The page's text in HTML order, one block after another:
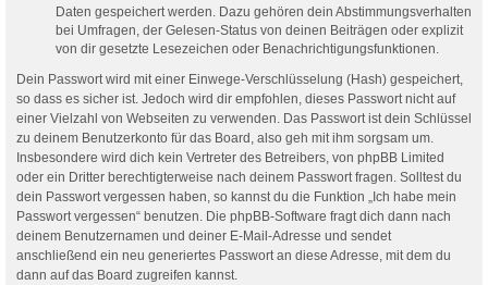
Daten gespeichert werden. Dazu gehören dein Abstimmungsverhalten
bei Umfragen, der Gelesen-Status von deinen Beiträgen oder explizit
von dir gesetzte Lesezeichen oder Benachrichtigungsfunktionen.
Dein Passwort wird mit einer Einwege-Verschlüsselung (Hash) gespeichert,
so dass es sicher ist. Jedoch wird dir empfohlen, dieses Passwort nicht auf
einer Vielzahl von Webseiten zu verwenden. Das Passwort ist dein Schlüssel
zu deinem Benutzerkonto für das Board, also geh mit ihm sorgsam um.
Insbesondere wird dich kein Vertreter des Betreibers, von phpBB Limited
oder ein Dritter berechtigterweise nach deinem Passwort fragen. Solltest du
dein Passwort vergessen haben, so kannst du die Funktion „Ich habe mein
Passwort vergessen“ benutzen. Die phpBB-Software fragt dich dann nach
deinem Benutzernamen und deiner E-Mail-Adresse und sendet
anschließend ein neu generiertes Passwort an diese Adresse, mit dem du
dann auf das Board zugreifen kannst.